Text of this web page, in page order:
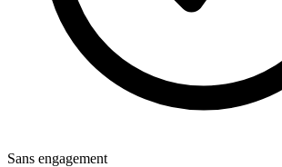
Sans engagement